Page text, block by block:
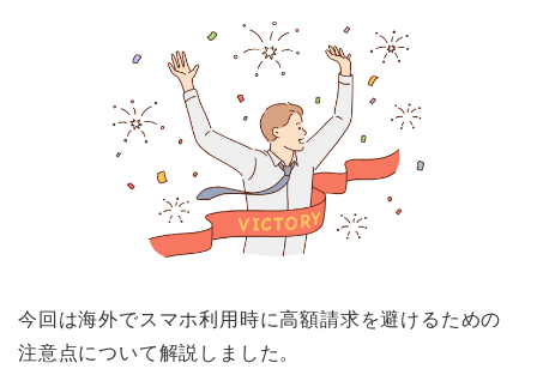
今回は海外でスマホ利用時に高額請求を避けるための
注意点について解説しました。